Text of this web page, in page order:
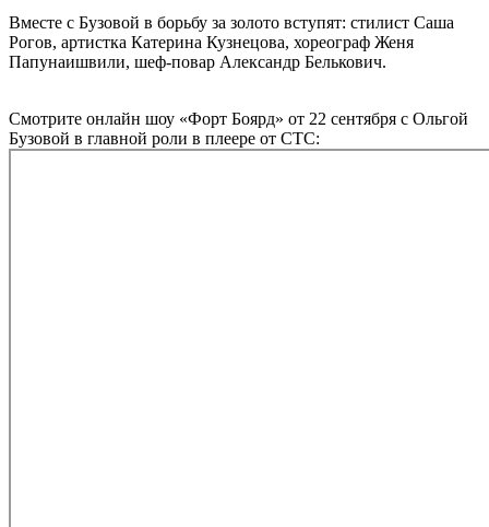
Вместе с Бузовой в борьбу за золото вступят: стилист Саша
Рогов, артистка Катерина Кузнецова, хореограф Женя
Папунаишвили, шеф-повар Александр Белькович.
Смотрите онлайн шоу «Форт Боярд» от 22 сентября с Ольгой
Бузовой в главной роли в плеере от СТС: